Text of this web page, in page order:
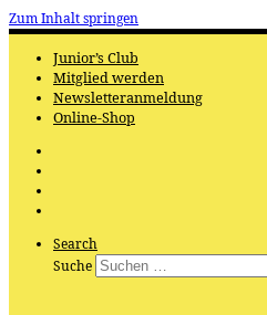
Zum Inhalt springen
Junior’s Club
Mitglied werden
Newsletteranmeldung
Online-Shop
Search
Suche